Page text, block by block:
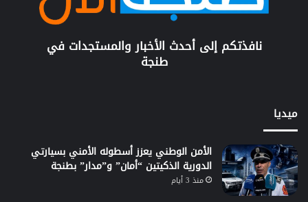
نافذتكم إلى أحدث الأخبار والمستجدات في
طنجة
ميديا
الأمن الوطني يعزز أسطوله الأمني بسيارتي
الدورية الذكيتين “أمان” و”مدار” بطنجة
منذ 3 أيام